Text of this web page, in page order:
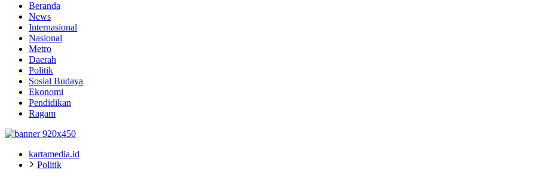
Beranda
News
Internasional
Nasional
Metro
Daerah
Politik
Sosial Budaya
Ekonomi
Pendidikan
Ragam
kartamedia.id
Politik